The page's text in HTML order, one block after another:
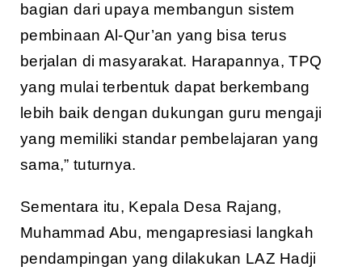
bagian dari upaya membangun sistem
pembinaan Al-Qur’an yang bisa terus
berjalan di masyarakat. Harapannya, TPQ
yang mulai terbentuk dapat berkembang
lebih baik dengan dukungan guru mengaji
yang memiliki standar pembelajaran yang
sama,” tuturnya.
Sementara itu, Kepala Desa Rajang,
Muhammad Abu, mengapresiasi langkah
pendampingan yang dilakukan LAZ Hadji